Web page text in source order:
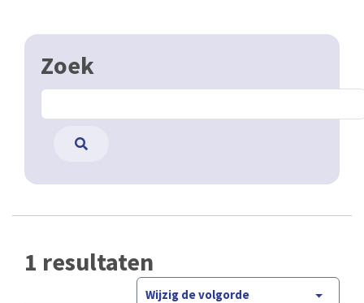
Zoek
1 resultaten
Wijzig de volgorde